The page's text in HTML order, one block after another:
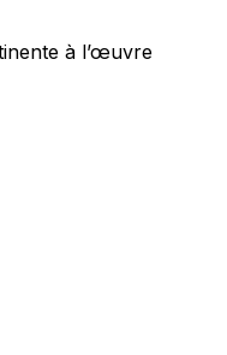
à l’œuvre